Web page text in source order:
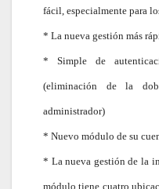
fácil, especialmente para
* La nueva gestión más
* Simple de
(eliminación de la
administrador)
* Nuevo módulo de su
* La nueva gestión de la
módulo tiene cuatro